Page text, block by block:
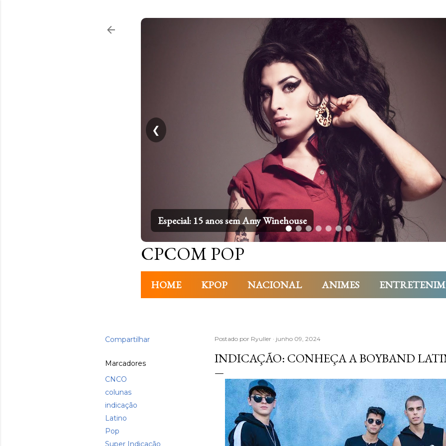
Top 20: Artistas internacionais mais icônicos de todos os tempos
❮
CPCOM POP
HOME KPOP NACIONAL ANIMES
Compartilhar
Marcadores
CNCO
colunas
indicação
Latino
Pop
Super Indicação
Postado por Ryuller junho 09, 2024
INDICAÇÃO: CONHEÇA A BOYBAND